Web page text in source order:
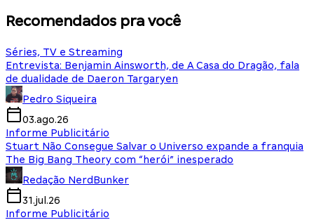
Recomendados pra você
Séries, TV e Streaming
Entrevista: Benjamin Ainsworth, de A Casa do Dragão, fala
de dualidade de Daeron Targaryen
Pedro Siqueira
03.ago.26
Informe Publicitário
Stuart Não Consegue Salvar o Universo expande a franquia
The Big Bang Theory com “herói” inesperado
Redação NerdBunker
31.jul.26
Informe Publicitário